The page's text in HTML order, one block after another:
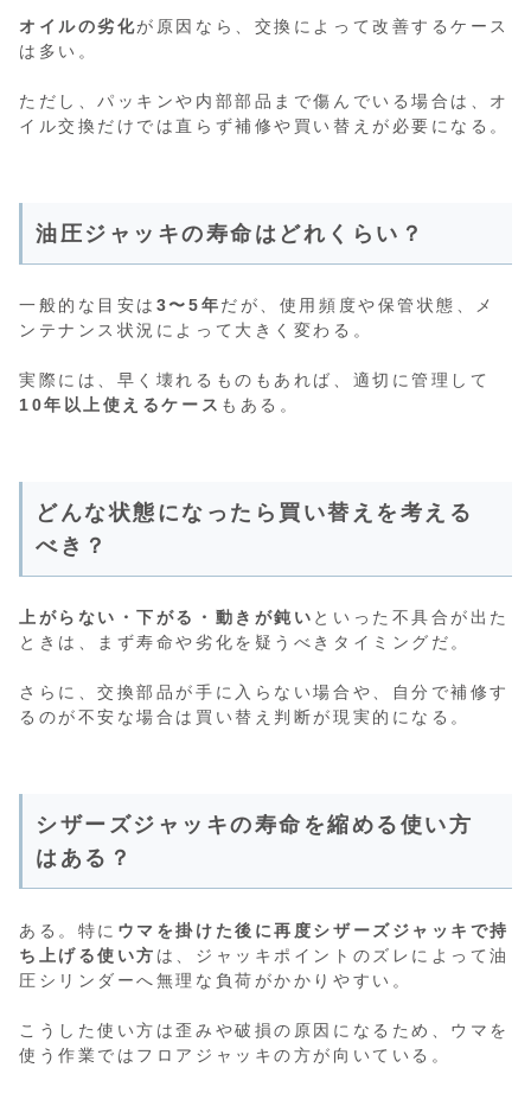
オイルの劣化が原因なら、交換によって改善するケース
は多い。
ただし、パッキンや内部部品まで傷んでいる場合は、オ
イル交換だけでは直らず補修や買い替えが必要になる。
油圧ジャッキの寿命はどれくらい？
一般的な目安は 3〜5年だが、使用頻度や保管状態、メ
ンテナンス状況によって大きく変わる。
実際には、早く壊れるものもあれば、適切に管理して
10年以上使えるケース もある。
どんな状態になったら買い替えを考える
べき？
上がらない・下がる・動きが鈍い といった不具合が出た
ときは、まず寿命や劣化を疑うべきタイミングだ。
さらに、交換部品が手に入らない場合や、自分で補修す
るのが不安な場合は買い替え判断が現実的になる。
シザーズジャッキの寿命を縮める使い方
はある？
ある。特に ウマを掛けた後に再度シザーズジャッキで持
ち上げる使い方 は、ジャッキポイントのズレによって油
圧シリンダーへ無理な負荷がかかりやすい。
こうした使い方は歪みや破損の原因になるため、ウマを
使う作業ではフロアジャッキの方が向いている。